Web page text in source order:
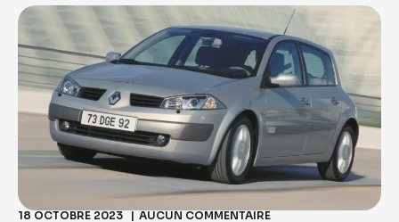
18 OCTOBRE 2023 AUCUN COMMENTAIRE